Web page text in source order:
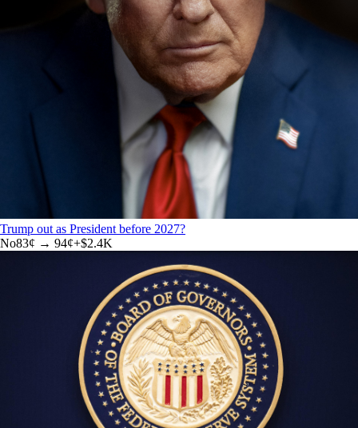
Trump out as President before 2027?
No83¢ → 94¢+$2.4K